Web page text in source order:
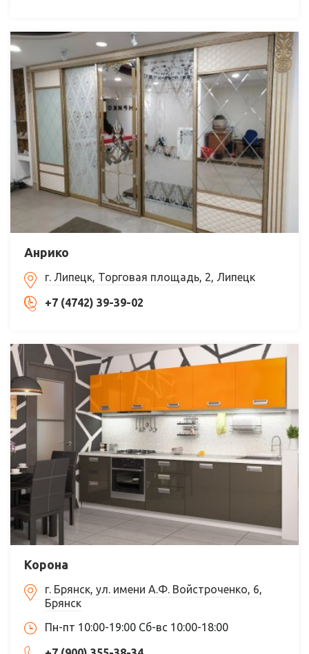
Анрико
г. Липецк, Торговая площадь, 2, Липецк
+7 (4742) 39-39-02
Корона
г. Брянск, ул. имени А.Ф. Войстроченко, 6,
Брянск
Пн-пт 10:00-19:00 Сб-вс 10:00-18:00